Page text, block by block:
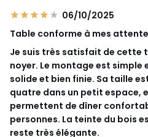
06/10/2025
Table conforme à mes
Je suis très satisfait de cette
noyer. Le montage est
solide et bien finie. Sa taille
quatre dans un petit espace,
permettent de dîner
personnes. La teinte du bois
reste très élégante.